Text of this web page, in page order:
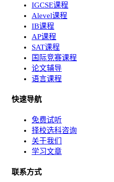
IGCSE课程
Alevel课程
IB课程
AP课程
SAT课程
国际竞赛课程
论文辅导
语言课程
快速导航
免费试听
择校选科咨询
关于我们
学习文章
联系方式